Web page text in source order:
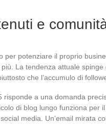
e
per potenziare il proprio
La tendenza attuale
che l’accumulo di
risponde a una domanda
di blog lungo funziona per
media. Un’email mirata